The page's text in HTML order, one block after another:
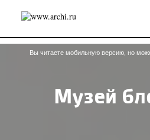
Россия Мир Технологии
Проекты
Конкурсы События
send.project Анонсы
Интервью
Вы читаете мобильную версию, но
Музей